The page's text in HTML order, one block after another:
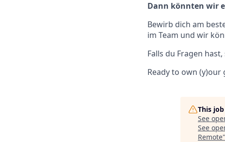
Dann könnten wir
Bewirb dich am
im Team und wir
Falls du Fragen
Ready to own (y)our
This
See
See
Remote"